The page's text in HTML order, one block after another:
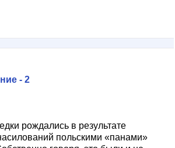
- 2
рождались в результате
польскими «панами»